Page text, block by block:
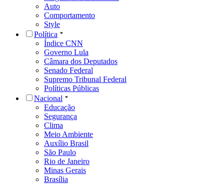
Auto
Comportamento
Style
Política
Índice CNN
Governo Lula
Câmara dos Deputados
Senado Federal
Supremo Tribunal Federal
Políticas Públicas
Nacional
Educação
Segurança
Clima
Meio Ambiente
Auxílio Brasil
São Paulo
Rio de Janeiro
Minas Gerais
Brasília